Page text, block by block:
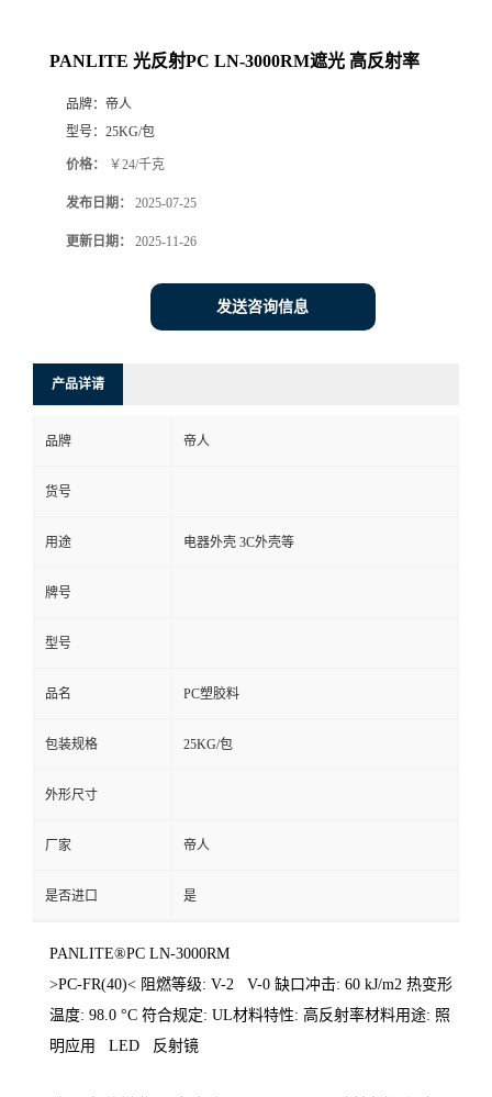
PANLITE 光反射PC LN-3000RM遮光 高反射率
品牌： 帝人
型号： 25KG/包
价格： ￥24/千克
发布日期： 2025-07-25
更新日期： 2025-11-26
发送咨询信息
产品详请
品牌 帝人
货号
用途 电器外壳 3C外壳等
牌号
型号
品名 PC塑胶料
包装规格 25KG/包
外形尺寸
厂家 帝人
是否进口 是
PANLITE®PC LN-3000RM
>PC-FR(40)< 阻燃等级: V-2 V-0 缺口冲击: 60 kJ/m2 热变形
温度: 98.0 °C 符合规定: UL材料特性: 高反射率材料用途: 照
明应用 LED 反射镜